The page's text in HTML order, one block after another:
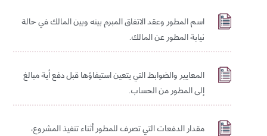
اسم المطور وعقد الاتفاق المبرم بينه وبين المالك في حالة
نيابة المطور عن المالك.
المعايير والضوابط التي يتعين استيفاؤها قبل دفع أية مبالغ
إلى المطور من الحساب.
مقدار الدفعات التي تصرف للمطور أثناء تنفيذ المشروع،
معكم المساعد الذكي للهيئة العامة لتنظيم القطاع